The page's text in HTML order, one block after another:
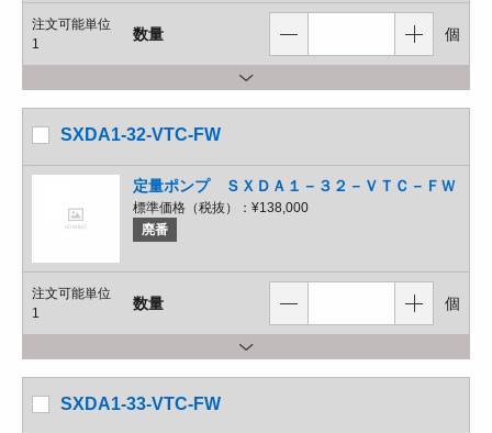
注文可能単位
1
数量 個
SXDA1-32-VTC-FW
定量ポンプ ＳＸＤＡ１－３２－ＶＴＣ－ＦＷ
標準価格（税抜）： ¥138,000
廃番
注文可能単位
1
数量 個
SXDA1-33-VTC-FW